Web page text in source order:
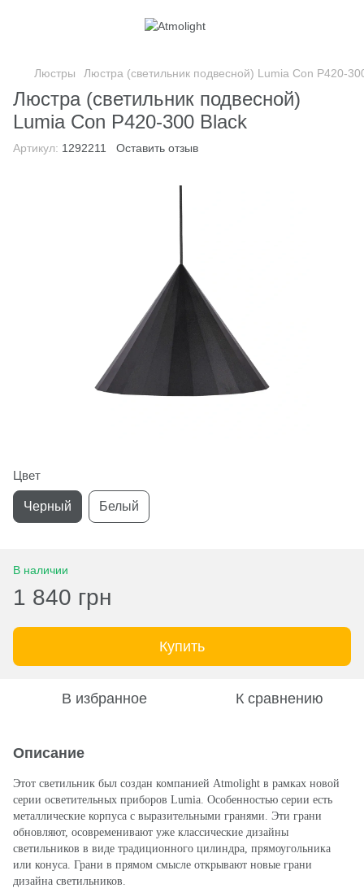
Люстры Люстра (светильник подвесной) Lumia Con P420-
Люстра (светильник подвесной)
Lumia Con P420-300 Black
Артикул: 1292211 Оставить отзыв
Цвет
Черный Белый
В наличии
1 840 грн
Купить
В избранное К сравнению
Описание
Этот светильник был создан компанией Atmolight в рамках новой
серии осветительных приборов Lumia. Особенностью серии есть
металлические корпуса с выразительными гранями. Эти грани
обновляют, осовременивают уже классические дизайны
светильников в виде традиционного цилиндра, прямоугольника
или конуса. Грани в прямом смысле открывают новые грани
дизайна светильников.